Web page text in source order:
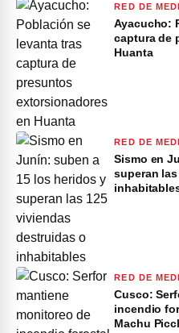
RED DE
Ayacucho:
captura de
Huanta
RED DE
Sismo en
superan
RED DE
Cusco:
incendio
Machu